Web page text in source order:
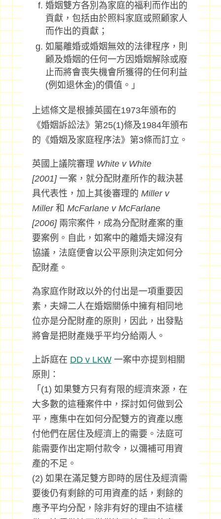
婚姻雙方各別為家庭的福利而作出的
貢獻，包括由於照料家庭或照顧家人
而作出的貢獻；
如屬離婚或婚姻無效的法律程序，則
顧及婚姻的任何一方因婚姻解除或廢
止而將會喪失機會所獲得的任何利益
(例如退休金)的價值。」
上述條文是根據英國在1973年頒布的
《婚姻訴訟法》第25(1)條及1984年頒布
的《婚姻及家庭程序法》第3條而訂立。
英國上議院審理 White v White
[2001]一案，就分配財產所作的裁決甚
具代表性，加上其後審理的 Miller v
Miller和 McFarlane v McFarlane
[2006]兩宗案件，成為分配財產案的重
要案例。自此，如案中的離婚夫婦沒有
協議，法庭便會以公平原則決定如何分
配財產。
為家庭作財政以外的付出是一項重要因
素，夫婦二人在婚姻關係中擁有相同地
位亦是分配財產的原則，因此，出發點
將會是把財產幾乎平均分給兩人。
上訴庭在 DD v LKW一案中亦提到相關
原則：
「(1) 如果雙方只有有限的經濟來源，在
大多數的這種案件中，探討如何做到公
平，應集中在如何分配雙方的資產以應
付他們在居住及經濟上的需要。法庭可
能需要作出定期付款令，以彌補可用資
產的不足。
(2) 如果在滿足雙方即時的居住及經濟需
要後仍有剩餘的可用資產的話，剩餘的
應予平均分配，除非有好的理由不這樣